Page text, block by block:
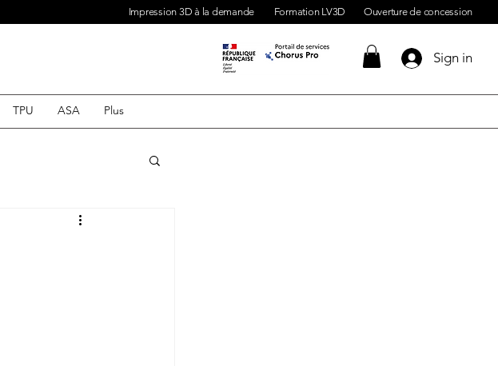
Impression 3D à la demande Formation LV3D Ouverture de concession
Sign in
TPU ASA Plus